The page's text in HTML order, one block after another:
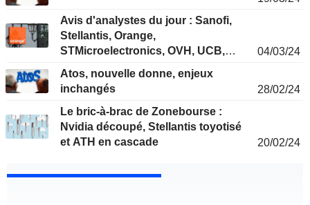
Avis d'analystes du jour : Sanofi,
Stellantis, Orange,
STMicroelectronics, OVH, UCB,
04/03/24
Atos, nouvelle donne, enjeux
inchangés
28/02/24
Le bric-à-brac de Zonebourse :
Nvidia découpé, Stellantis toyotisé
et ATH en cascade
20/02/24